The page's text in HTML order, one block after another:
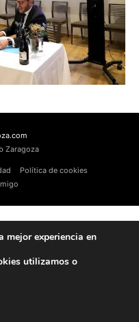
Zaragoza
Política de cookies
mejor experiencia en
utilizamos o